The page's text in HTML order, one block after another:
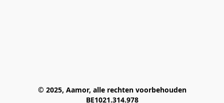
© 2025, Aamor, alle rechten voorbehouden
BE1021.314.978